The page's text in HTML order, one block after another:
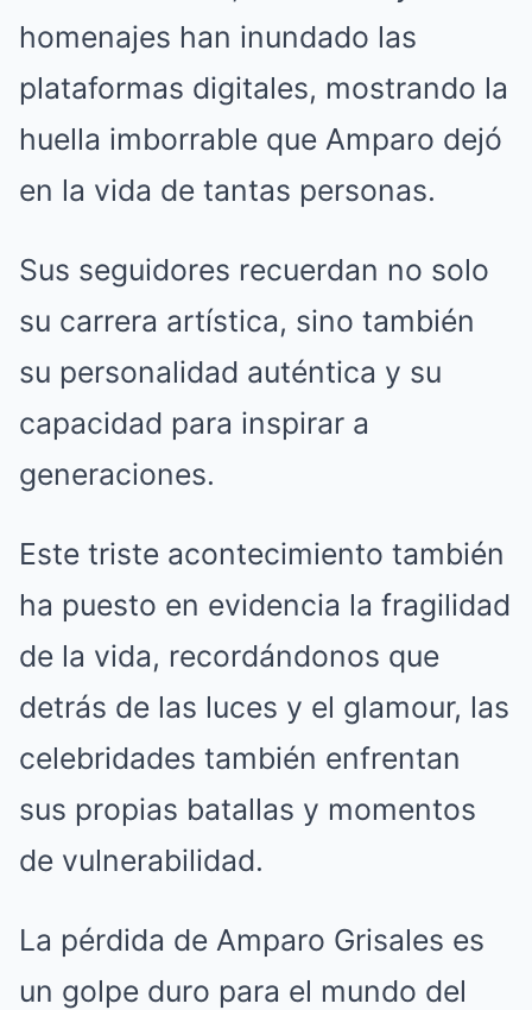
homenajes han inundado las
plataformas digitales, mostrando la
huella imborrable que Amparo dejó
en la vida de tantas personas.
Sus seguidores recuerdan no solo
su carrera artística, sino también
su personalidad auténtica y su
capacidad para inspirar a
generaciones.
Este triste acontecimiento también
ha puesto en evidencia la fragilidad
de la vida, recordándonos que
detrás de las luces y el glamour, las
celebridades también enfrentan
sus propias batallas y momentos
de vulnerabilidad.
La pérdida de Amparo Grisales es
un golpe duro para el mundo del